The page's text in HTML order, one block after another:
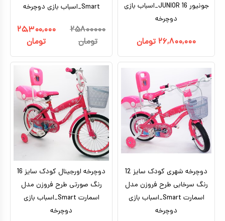
جونیور JUNIOR 16_اسباب بازی
دوچرخه
۲۶,۸۰۰,۰۰۰ تومان
Smart_اسباب بازی دوچرخه
۲۵۸۰۰۰۰۰
تومان
۲۵,۳۰۰,۰۰۰
تومان
دوچرخه شهری کودک سایز 12
رنگ سرخابی طرح فروزن مدل
اسمارت Smart_اسباب بازی
دوچرخه
دوچرخه اورجینال کودک سایز 16
رنگ صورتی طرح فروزن مدل
اسمارت Smart_اسباب بازی
دوچرخه